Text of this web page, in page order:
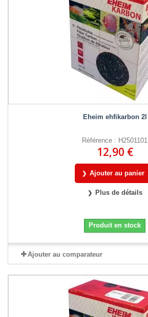
Eheim ehfikarbon 2l
Référence : H2501101
12,90 €
Ajouter au panier
Plus de détails
Produit en stock
Ajouter au comparateur